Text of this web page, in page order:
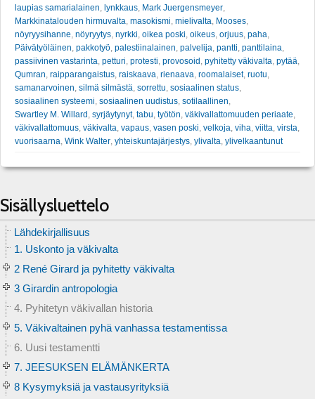
laupias samarialainen lynkkaus Mark Juergensmeyer
Markkinatalouden hirmuvalta masokismi mielivalta Mooses
nöyryysihanne nöyryytys nyrkki oikea poski oikeus orjuus paha
Päivätyöläinen pakkotyö palestiinalainen palvelija pantti panttilaina
passiivinen vastarinta petturi protesti provosoid pyhitetty väkivalta pytää
Qumran raipparangaistus raiskaava rienaava roomalaiset, ruotu
samanarvoinen silmä silmästä sorrettu sosiaalinen status
sosiaalinen systeemi sosiaalinen uudistus sotilaallinen
Swartley M. Willard syrjäytynyt, tabu työtön väkivallattomuuden periaate
väkivallattomuus väkivalta vapaus vasen poski velkoja viha viitta virsta
vuorisaarna Wink Walter yhteiskuntajärjestys ylivalta ylivelkaantunut
Sisällysluettelo
Lähdekirjallisuus
1. Uskonto ja väkivalta
2 René Girard ja pyhitetty väkivalta
3 Girardin antropologia
4. Pyhitetyn väkivallan historia
5. Väkivaltainen pyhä vanhassa testamentissa
6. Uusi testamentti
7. JEESUKSEN ELÄMÄNKERTA
8 Kysymyksiä ja vastausyrityksiä